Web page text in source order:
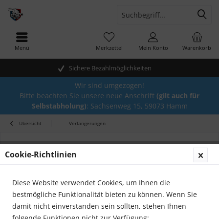
Sichere Bezahlmöglichkeiten
Warenkorb
Merkzettel Mein Konto
Menü
Wir sind umgezogen!
Bitte beachten Sie unsere neue Anschrift (gilt auch für
Selbstabholung): Sachsenweg 15, 59073 Hamm
Übersicht Verlängerungen
Cookie-Richtlinien
Diese Website verwendet Cookies, um Ihnen die
bestmögliche Funktionalität bieten zu können. Wenn Sie
damit nicht einverstanden sein sollten, stehen Ihnen